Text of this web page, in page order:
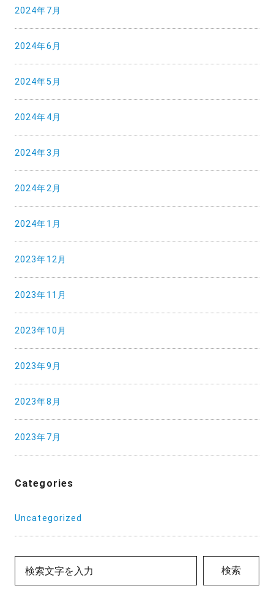
ジ
送
り
2024年7月
2024年6月
2024年5月
2024年4月
2024年3月
2024年2月
2024年1月
2023年12月
2023年11月
2023年10月
2023年9月
2023年8月
2023年7月
Categories
Uncategorized
検索